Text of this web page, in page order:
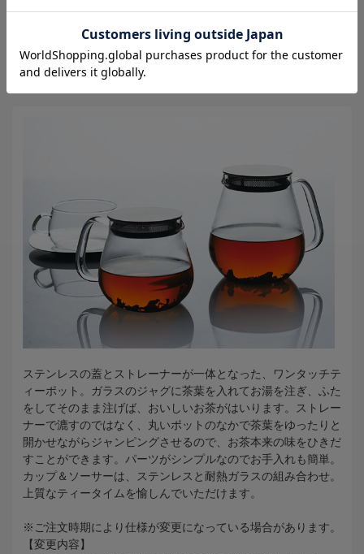
通常価格 2,640円（税込）
商品コード 301932
ステンレスの蓋とストレーナーが一体となった、ワンタッチテ
ィーポット。ガラスのジャグに茶葉を入れてお湯を注ぎ、ふた
をしてそのまま注げば、おいしいお茶がはいります。ストレー
ナーで漉すのではなく、丸いポットのなかで茶葉をゆったりと
開かせながらジャンピングさせるので、お茶本来の味をひきだ
すことができます。パーツがシンプルなのでお手入れも簡単。
カップ＆ソーサーは、ステンレスと耐熱ガラスの組み合わせ。
上質なティータイムを愉しんでいただけます。
※ご注文時期により仕様が変更になっている場合があります。
【変更内容】